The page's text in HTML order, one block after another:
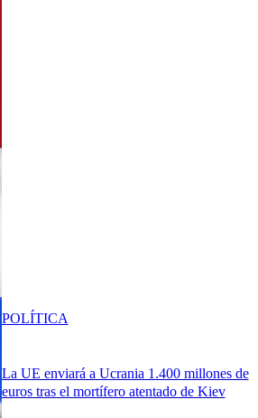
La UE enviará a Ucrania 1.400 millones de
euros tras el mortífero atentado de Kiev
POLÍTICA